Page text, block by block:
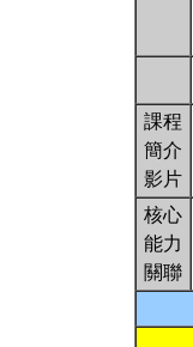
課程
簡介
影片
核心
能力
關聯